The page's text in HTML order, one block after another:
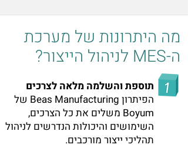
מה היתרונות של מערכת
ה-MES לניהול הייצור?
תוספת והשלמה מלאה לצרכים
הפיתרון Beas Manufacturing של
Boyum משלים את כל הצרכים,
השימושים והיכולות הנדרשים לניהול
תהליכי ייצור מורכבים.